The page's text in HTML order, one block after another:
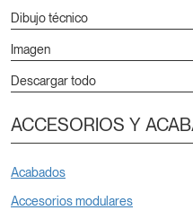
Dibujo técnico
Imagen
Descargar todo
ACCESORIOS Y
Acabados
Accesorios modulares